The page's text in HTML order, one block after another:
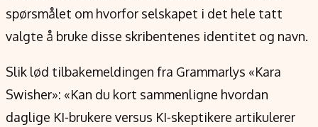
spørsmålet om hvorfor selskapet i det hele tatt
valgte å bruke disse skribentenes identitet og navn.
Slik lød tilbakemeldingen fra Grammarlys «Kara
Swisher»: «Kan du kort sammenligne hvordan
daglige KI‑brukere versus KI‑skeptikere artikulerer